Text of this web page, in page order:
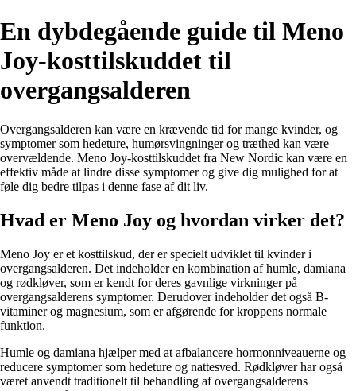
En dybdegående guide til Meno
Joy-kosttilskuddet til
overgangsalderen
Overgangsalderen kan være en krævende tid for mange kvinder, og
symptomer som hedeture, humørsvingninger og træthed kan være
overvældende. Meno Joy-kosttilskuddet fra New Nordic kan være en
effektiv måde at lindre disse symptomer og give dig mulighed for at
føle dig bedre tilpas i denne fase af dit liv.
Hvad er Meno Joy og hvordan virker det?
Meno Joy er et kosttilskud, der er specielt udviklet til kvinder i
overgangsalderen. Det indeholder en kombination af humle, damiana
og rødkløver, som er kendt for deres gavnlige virkninger på
overgangsalderens symptomer. Derudover indeholder det også B-
vitaminer og magnesium, som er afgørende for kroppens normale
funktion.
Humle og damiana hjælper med at afbalancere hormonniveauerne og
reducere symptomer som hedeture og nattesved. Rødkløver har også
været anvendt traditionelt til behandling af overgangsalderens